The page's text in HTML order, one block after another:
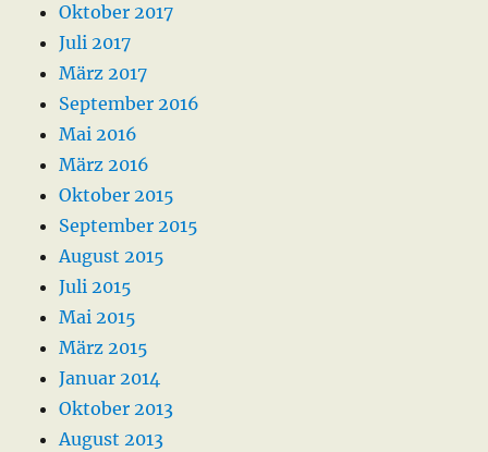
Oktober 2017
Juli 2017
März 2017
September 2016
Mai 2016
März 2016
Oktober 2015
September 2015
August 2015
Juli 2015
Mai 2015
März 2015
Januar 2014
Oktober 2013
August 2013